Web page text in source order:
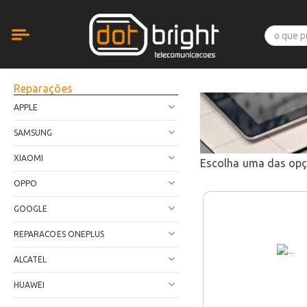
Reparações
APPLE
SAMSUNG
XIAOMI
OPPO
GOOGLE
REPARACOES ONEPLUS
ALCATEL
HUAWEI
Escolha uma das